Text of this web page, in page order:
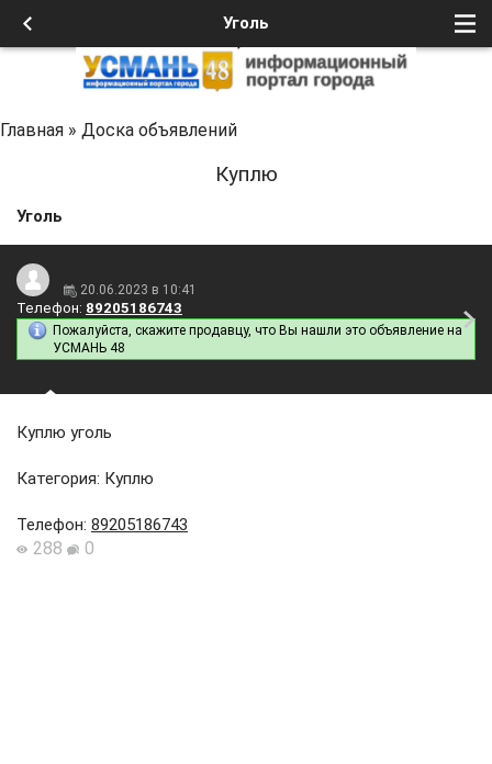
Уголь
Главная » Доска объявлений
Куплю
Уголь
20.06.2023 в 10:41
Телефон: 89205186743
Пожалуйста, скажите продавцу, что Вы нашли это объявление на
УСМАНЬ 48
Куплю уголь
Категория: Куплю
Телефон: 89205186743
288 0